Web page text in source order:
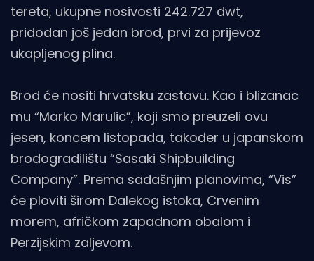
tereta, ukupne nosivosti 242.727 dwt,
pridodan još jedan brod, prvi za prijevoz
ukapljenog plina.
Brod će nositi hrvatsku zastavu. Kao i blizanac
mu “Marko Marulic”, koji smo preuzeli ovu
jesen, koncem listopada, također u japanskom
brodogradilištu “Sasaki Shipbuilding
Company”. Prema sadašnjim planovima, “Vis”
će ploviti širom Dalekog istoka, Crvenim
morem, afričkom zapadnom obalom i
Perzijskim zaljevom.